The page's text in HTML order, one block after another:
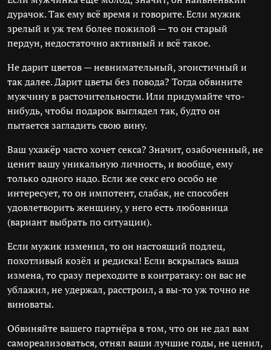
дурачок. Так ему всё время и говорите. Если мужик
зрелый и уж тем более пожилой — то он старый
пердун, недостаточно активный и всё такое.
Не дарит цветов — невнимательный, эгоистичный и
так далее. Дарит цветы без повода? Тогда обвините
мужчину в расточительности. Или придумайте что-
нибудь, чтобы подарок выглядел так, будто он
пытается загладить свою вину.
Ваш ухажёр часто хочет секса? Значит, озабоченный, не
ценит вашу уникальную личность, и вообще, ему
только одного надо. Если же секс его особо не
интересует, то он импотент, слабак, не способен
удовлетворить женщину, у него есть любовница
(вариант выбрать по ситуации).
Если мужик изменил, то он настоящий подлец,
похотливый козёл и редиска! Если вскрылась ваша
измена, то сразу переходите в контратаку: он вас не
ублажил, не удержал, расстроил, а вы-то уж точно не
виноваты.
Обвиняйте вашего партнёра в том, что он не дал вам
самореализоваться, отнял ваши лучшие годы, не ценил,